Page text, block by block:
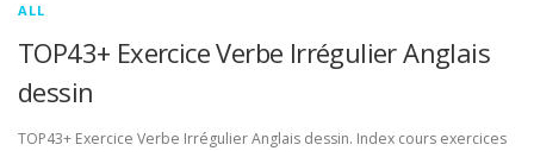
ALL
TOP43+ Exercice Verbe Irrégulier Anglais
dessin
TOP43+ Exercice Verbe Irrégulier Anglais dessin. Index cours exercices